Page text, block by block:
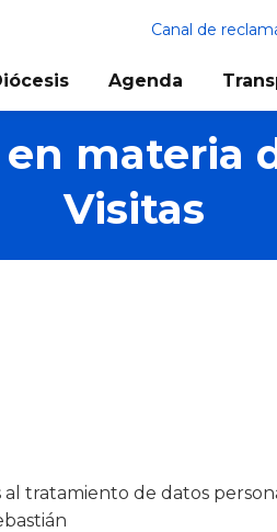
Canal de
Agenda
materia
Visitas
tratamiento de datos